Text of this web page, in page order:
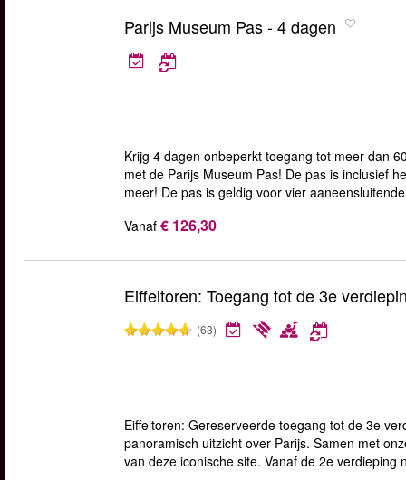
Parijs Museum Pas - 4 dagen
Krijg 4 dagen onbeperkt toegang tot meer dan
met de Parijs Museum Pas! De pas is inclusief
meer! De pas is geldig voor vier
Vanaf € 126,30
Eiffeltoren: Toegang tot de 3e
(63)
Eiffeltoren: Gereserveerde toegang tot de 3e
panoramisch uitzicht over Parijs. Samen met
van deze iconische site. Vanaf de 2e